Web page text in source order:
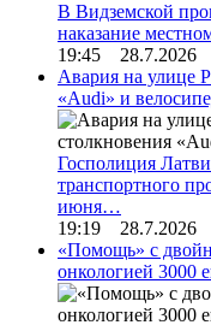
В Видземской
наказание
19:45 28.7.2026
Авария на улице
«Audi» и
Госполиция
транспортного
июня…
19:19 28.7.2026
«Помощь» с
онкологией 3000